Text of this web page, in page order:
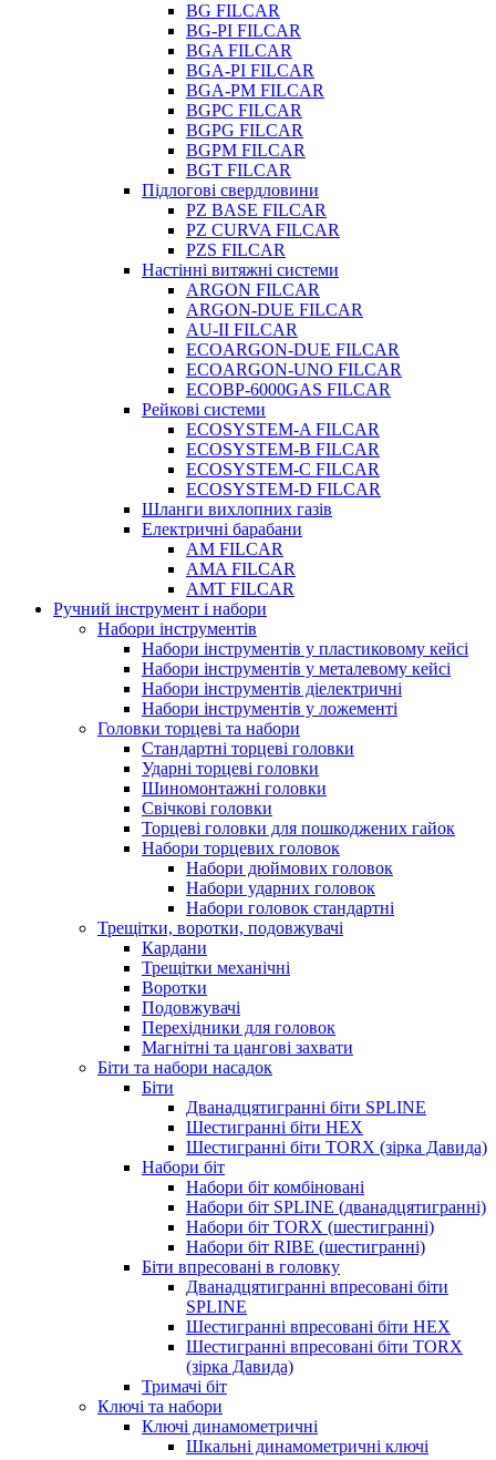
BG FILCAR
BG-PI FILCAR
BGA FILCAR
BGA-PI FILCAR
BGA-PM FILCAR
BGPC FILCAR
BGPG FILCAR
BGPM FILCAR
BGT FILCAR
Підлогові свердловини
PZ BASE FILCAR
PZ CURVA FILCAR
PZS FILCAR
Настінні витяжні системи
ARGON FILCAR
ARGON-DUE FILCAR
AU-II FILCAR
ECOARGON-DUE FILCAR
ECOARGON-UNO FILCAR
ECOBP-6000GAS FILCAR
Рейкові системи
ECOSYSTEM-A FILCAR
ECOSYSTEM-B FILCAR
ECOSYSTEM-C FILCAR
ECOSYSTEM-D FILCAR
Шланги вихлопних газів
Електричні барабани
AM FILCAR
AMA FILCAR
AMT FILCAR
Ручний інструмент і набори
Набори інструментів
Набори інструментів у пластиковому кейсі
Набори інструментів у металевому кейсі
Набори інструментів діелектричні
Набори інструментів у ложементі
Головки торцеві та набори
Стандартні торцеві головки
Ударні торцеві головки
Шиномонтажні головки
Свічкові головки
Торцеві головки для пошкоджених гайок
Набори торцевих головок
Набори дюймових головок
Набори ударних головок
Набори головок стандартні
Трещітки, воротки, подовжувачі
Кардани
Трещітки механічні
Воротки
Подовжувачі
Перехідники для головок
Магнітні та цангові захвати
Біти та набори насадок
Біти
Дванадцятигранні біти SPLINE
Шестигранні біти HEX
Шестигранні біти TORX (зірка Давида)
Набори біт
Набори біт комбіновані
Набори біт SPLINE (дванадцятигранні)
Набори біт TORX (шестигранні)
Набори біт RIBE (шестигранні)
Біти впресовані в головку
Дванадцятигранні впресовані біти
SPLINE
Шестигранні впресовані біти HEX
Шестигранні впресовані біти TORX
(зірка Давида)
Тримачі біт
Ключі та набори
Ключі динамометричні
Шкальні динамометричні ключі